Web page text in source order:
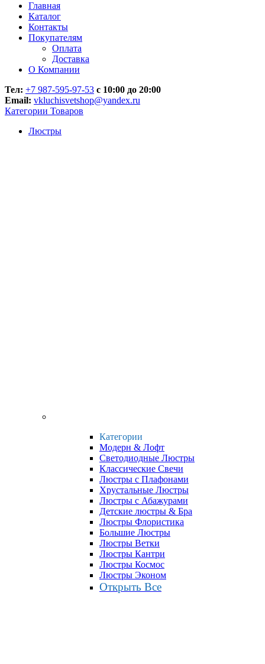
Главная
Каталог
Контакты
Покупателям
Оплата
Доставка
О Компании
Тел: +7 987-595-97-53 с 10:00 до 20:00
Email: vkluchisvetshop@yandex.ru
Категории Товаров
Люстры
Категории
Модерн & Лофт
Светодиодные Люстры
Классические Свечи
Люстры с Плафонами
Хрустальные Люстры
Люстры с Абажурами
Детские люстры & Бра
Люстры Флористика
Большие Люстры
Люстры Ветки
Люстры Кантри
Люстры Космос
Люстры Эконом
Открыть Все